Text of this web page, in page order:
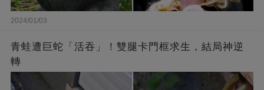
2024/01/03
青蛙遭巨蛇「活吞」！雙腿卡門框求生，結局神逆
轉